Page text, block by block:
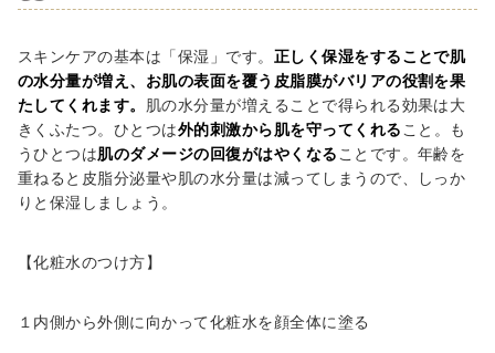
スキンケアの基本は「保湿」です。 正しく保湿をすることで肌
の水分量が増え、お肌の表面を覆う皮脂膜がバリアの役割を果
たしてくれます。
肌の水分量が増えることで得られる効果は大
きくふたつ。ひとつは外的刺激から肌を守ってくれる こと。も
うひとつは肌のダメージの回復がはやくなる ことです。年齢を
重ねると皮脂分泌量や肌の水分量は減ってしまうので、しっか
りと保湿しましょう。
【化粧水のつけ方】
１内側から外側に向かって化粧水を顔全体に塗る